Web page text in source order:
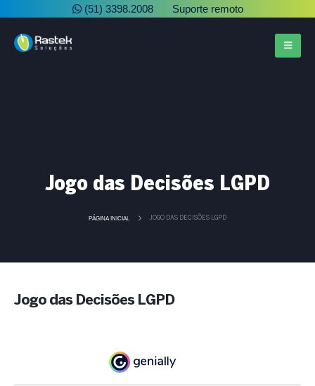
(51) 3398.2008 Suporte remoto
Jogo das Decisões LGPD
PÁGINA INICIAL JOGO DAS DECISÕES LGPD
Jogo das Decisões LGPD